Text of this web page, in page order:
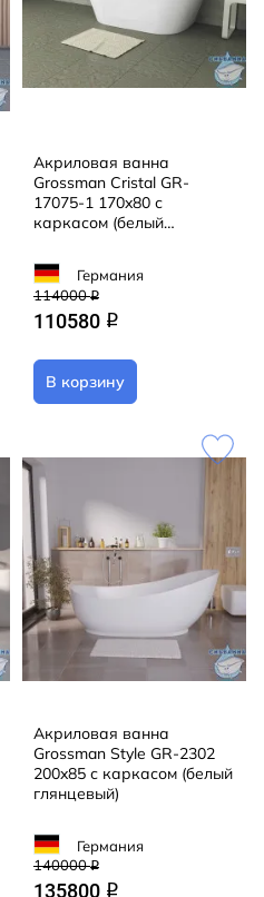
Акриловая ванна
Grossman Cristal GR-
17075-1 170x80 с
каркасом (белый
Германия
114000q
110580 q
В корзину
Акриловая ванна
Grossman Style GR-2302
200x85 с каркасом (белый
глянцевый)
Германия
140000q
135800 q